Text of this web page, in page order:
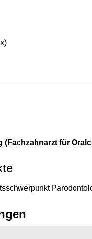
(Fachzahnarzt für